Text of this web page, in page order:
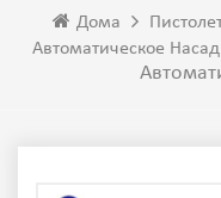
Дома
Автоматическое